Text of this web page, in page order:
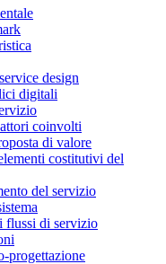
design
digitali
coinvolti
di valore
costitutivi del
del servizio
flussi di servizio
progettazione